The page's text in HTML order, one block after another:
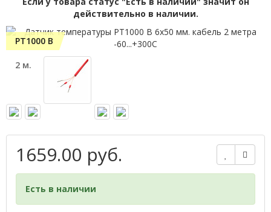
действительно в наличии.
PT1000 B
2 м.
1659.00 руб.
Есть в наличии